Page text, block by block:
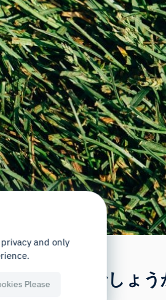
を持つのでしょう
and only
Please